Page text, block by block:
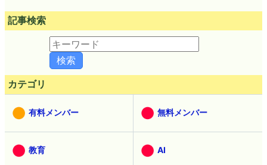
記事検索
カテゴリ
有料メンバー 無料メンバー
教育 AI